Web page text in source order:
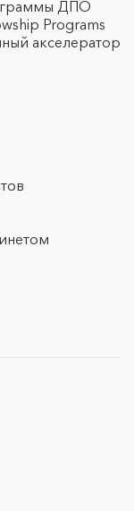
ДПО
Programs
акселератор